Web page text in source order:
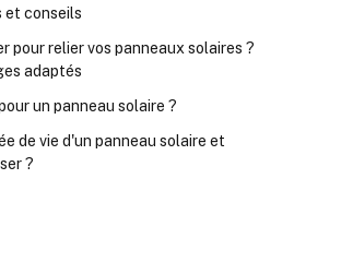
et conseils
pour relier vos panneaux solaires ?
adaptés
un panneau solaire ?
de vie d'un panneau solaire et
?